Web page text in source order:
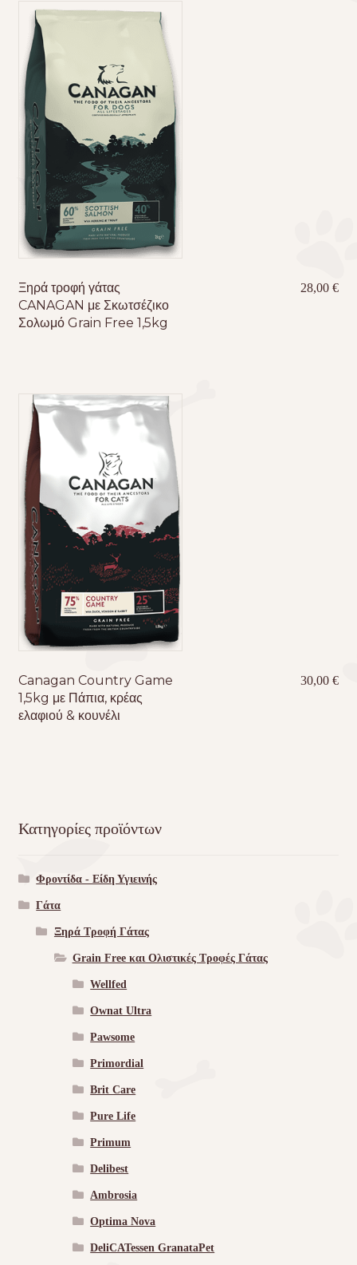
Ξηρά τροφή γάτας
CANAGAN με Σκωτσέζικο
Σολωμό Grain Free 1,5kg
28,00€
Canagan Country Game
1,5kg με Πάπια, κρέας
ελαφιού & κουνέλι
30,00€
Κατηγορίες προϊόντων
Φροντίδα - Είδη Υγιεινής
Γάτα
Ξηρά Τροφή Γάτας
Grain Free και Ολιστικές Τροφές Γάτας
Wellfed
Ownat Ultra
Pawsome
Primordial
Brit Care
Pure Life
Primum
Delibest
Ambrosia
Optima Nova
DeliCATessen GranataPet